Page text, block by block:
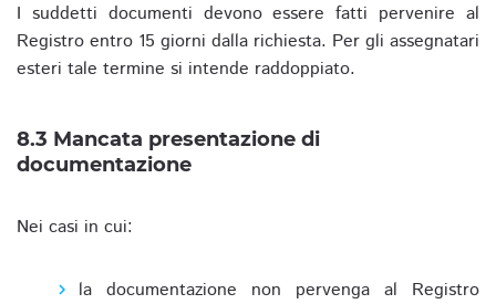
I suddetti documenti devono essere fatti pervenire al
Registro entro 15 giorni dalla richiesta. Per gli assegnatari
esteri tale termine si intende raddoppiato.
8.3 Mancata presentazione di
documentazione
Nei casi in cui:
la documentazione non pervenga al Registro